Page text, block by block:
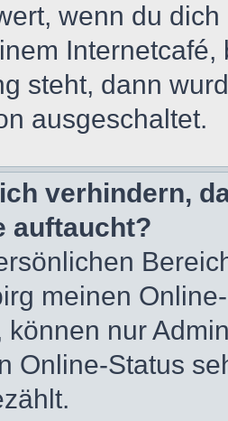
wenn du
steht, dann
ausgeschaltet.
verhindern,
auftaucht?
meinen
können nur
Online-Status